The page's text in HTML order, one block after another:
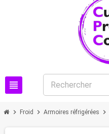
view_headline
chevron_right Froid chevron_right Armoires réfrigérées chevron_right